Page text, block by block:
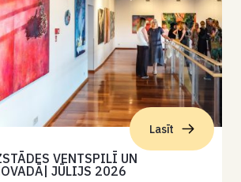
Lasīt
VENTSPILĪ UN
JŪLIJS 2026